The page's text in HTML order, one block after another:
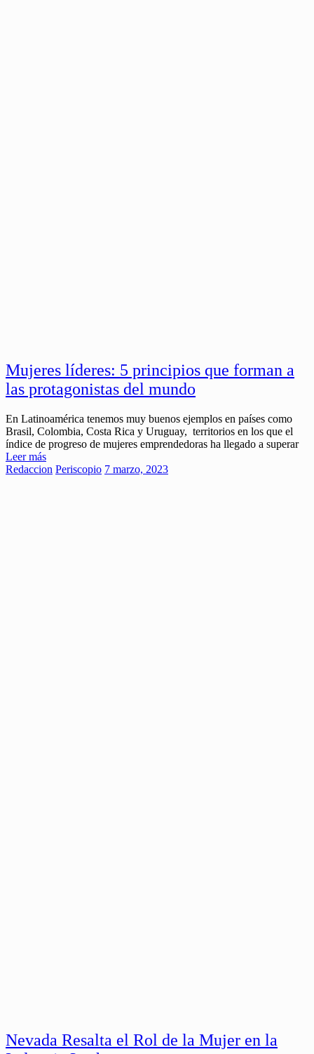
Mujeres líderes: 5 principios que forman a
las protagonistas del mundo
En Latinoamérica tenemos muy buenos ejemplos en países como
Brasil, Colombia, Costa Rica y Uruguay, territorios en los que el
índice de progreso de mujeres emprendedoras ha llegado a superar
Leer más
Redaccion Periscopio 7 marzo, 2023
Nevada Resalta el Rol de la Mujer en la